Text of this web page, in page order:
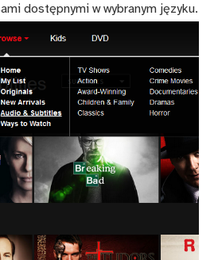
dostępnymi w wybranym języku.